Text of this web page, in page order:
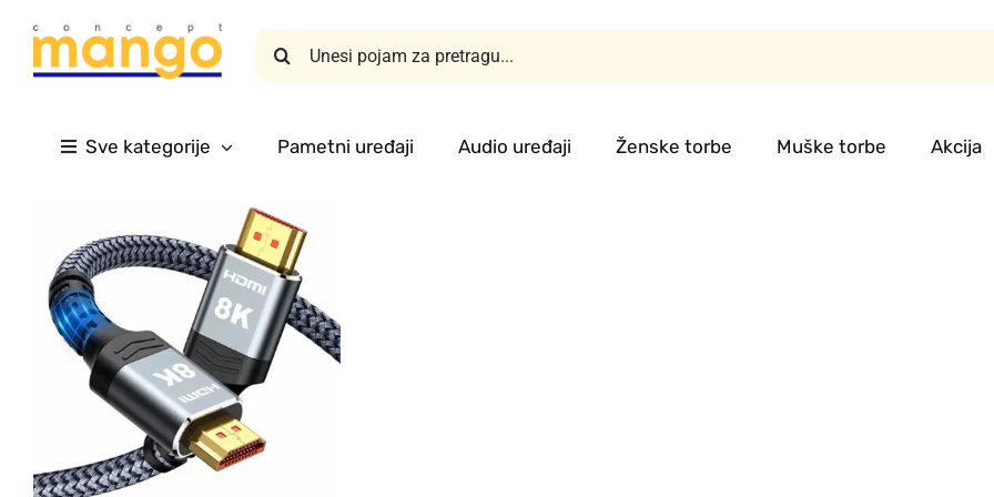
content
Search
Sve kategorije Pametni uređaji Audio uređaji Ženske torbe Muške torbe Akcija